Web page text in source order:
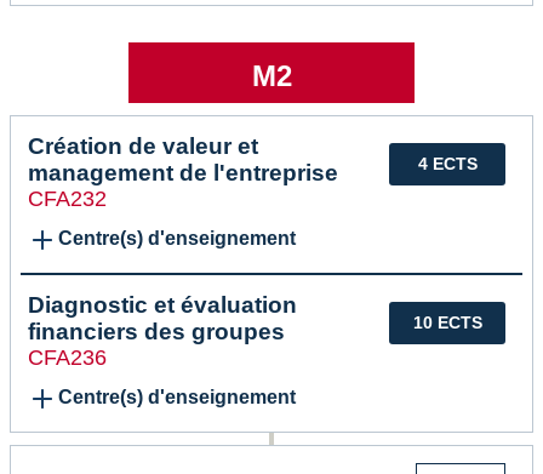
M2
4 ECTS
Création de valeur et
management de l'entreprise
CFA232
Centre(s) d'enseignement
10 ECTS
Diagnostic et évaluation
financiers des groupes
CFA236
Centre(s) d'enseignement